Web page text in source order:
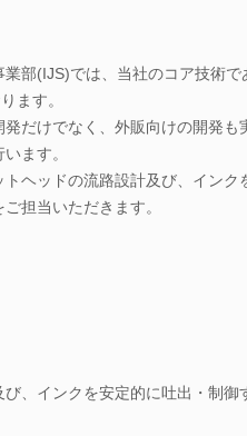
部(IJS)では、当社のコア技術で
ます。
だけでなく、外販向けの開発も
ます。
ヘッドの流路設計及び、インク
担当いただきます。
、インクを安定的に吐出・制御